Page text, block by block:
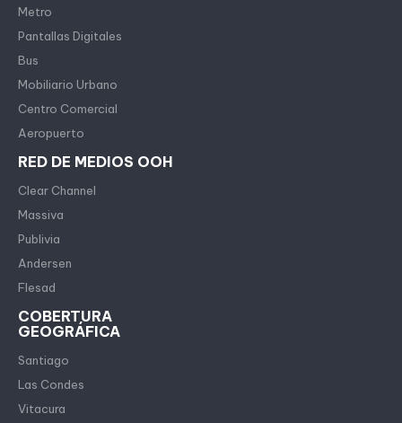
Metro
Pantallas Digitales
Bus
Mobiliario Urbano
Centro Comercial
Aeropuerto
RED DE MEDIOS OOH
Clear Channel
Massiva
Publivia
Andersen
Flesad
COBERTURA
GEOGRÁFICA
Santiago
Las Condes
Vitacura